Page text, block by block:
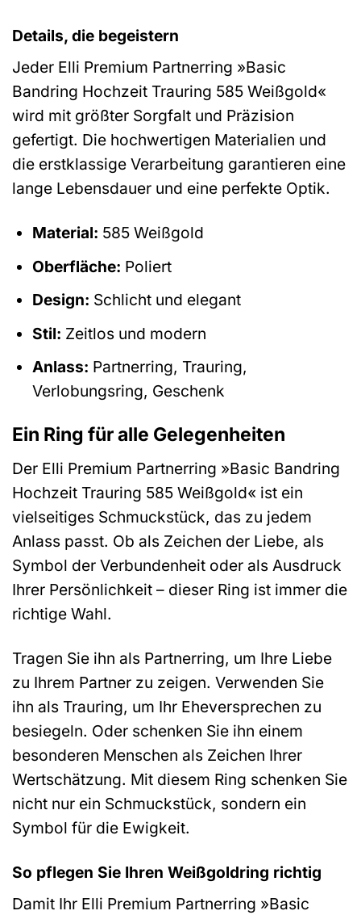
Details, die begeistern
Jeder Elli Premium Partnerring »Basic
Bandring Hochzeit Trauring 585 Weißgold«
wird mit größter Sorgfalt und Präzision
gefertigt. Die hochwertigen Materialien und
die erstklassige Verarbeitung garantieren eine
lange Lebensdauer und eine perfekte Optik.
Material: 585 Weißgold
Oberfläche: Poliert
Design: Schlicht und elegant
Stil: Zeitlos und modern
Anlass: Partnerring, Trauring,
Verlobungsring, Geschenk
Ein Ring für alle Gelegenheiten
Der Elli Premium Partnerring »Basic Bandring
Hochzeit Trauring 585 Weißgold« ist ein
vielseitiges Schmuckstück, das zu jedem
Anlass passt. Ob als Zeichen der Liebe, als
Symbol der Verbundenheit oder als Ausdruck
Ihrer Persönlichkeit – dieser Ring ist immer die
richtige Wahl.
Tragen Sie ihn als Partnerring, um Ihre Liebe
zu Ihrem Partner zu zeigen. Verwenden Sie
ihn als Trauring, um Ihr Eheversprechen zu
besiegeln. Oder schenken Sie ihn einem
besonderen Menschen als Zeichen Ihrer
Wertschätzung. Mit diesem Ring schenken Sie
nicht nur ein Schmuckstück, sondern ein
Symbol für die Ewigkeit.
So pflegen Sie Ihren Weißgoldring richtig
Damit Ihr Elli Premium Partnerring »Basic